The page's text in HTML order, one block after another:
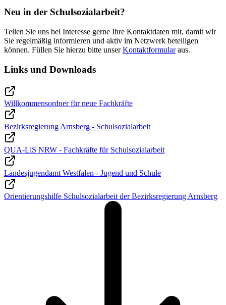
Neu in der Schulsozialarbeit?
Teilen Sie uns bei Interesse gerne Ihre Kontaktdaten mit, damit wir
Sie regelmäßig informieren und aktiv im Netzwerk beteiligen
können. Füllen Sie hierzu bitte unserKontaktformularaus.
Links und Downloads
Willkommensordner für neue Fachkräfte
Bezirksregierung Arnsberg - Schulsozialarbeit
QUA-LiS NRW - Fachkräfte für Schulsozialarbeit
Landesjugendamt Westfalen - Jugend und Schule
Orientierungshilfe Schulsozialarbeit der Bezirksregierung Arnsberg